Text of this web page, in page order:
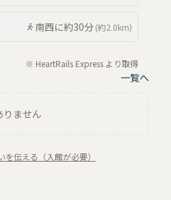
南西に約30分(約2.0km)
※ HeartRails Express より取得
一覧へ
ません
伝える（入館が必要）